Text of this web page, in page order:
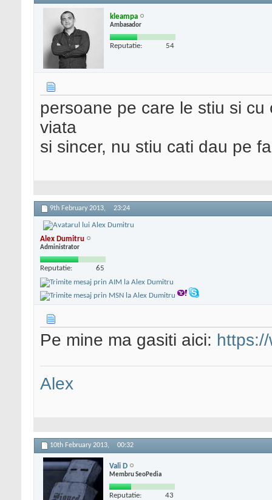
kleampa
Ambasador
Reputatie: 54
persoane pe care le stiu si
viata
si sincer, nu stiu cati dau pe
9th February 2013, 23:24
Alex Dumitru
Administrator
Reputatie: 65
Pe mine ma gasiti aici:
Alex
10th February 2013, 00:32
Vali D
Membru SeoPedia
Reputatie: 43